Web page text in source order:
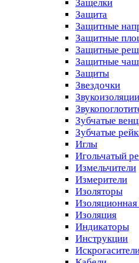
Защелки
Защита
Защитные
Защитные
Защитные
Защитные
Защиты
Звездочки
Звукоизоляции
Зубчатые
Зубчатые
Иглы
Игольчатый
Измельчители
Измерители
Изоляторы
Изоляционная
Изоляция
Индикаторы
Инструкции